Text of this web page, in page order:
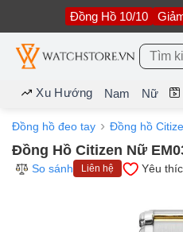
nội
dung
Đồng Hồ 10/10
Tìm
kiếm:
Xu Hướng Nam Nữ
Đồng hồ đeo tay Đồng hồ
Đồng Hồ Citizen Nữ
So sánh
Liên hệ Yêu